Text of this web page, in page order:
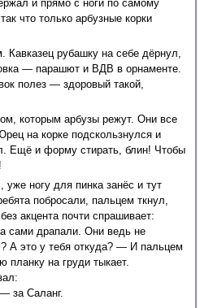
и прямо с ноги по самому
что только арбузные корки
рубашку на себе дёрнул,
— парашют и ВДВ в орнаменте.
полез — здоровый такой,
которым арбузы режут. Они все
на корке подскользнулся и
Ещё и форму стирать, блин! Чтобы
ногу для пинка занёс и тут
побросали, пальцем ткнул,
акцента почти спрашивает:
сами драпали. Они ведь не
А это у тебя откуда? — И пальцем
планку на груди тыкает.
за Саланг.